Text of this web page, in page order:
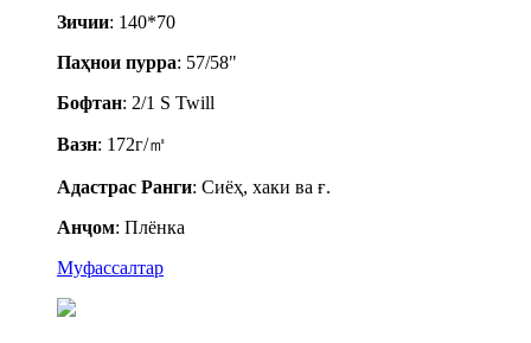
Зичии: 140*70
Паҳнои пурра: 57/58"
Бофтан: 2/1 S Twill
Вазн: 172г/㎡
Aдастрас Ранги: Сиёҳ, хаки ва ғ.
Анҷом: Плёнка
Муфассалтар